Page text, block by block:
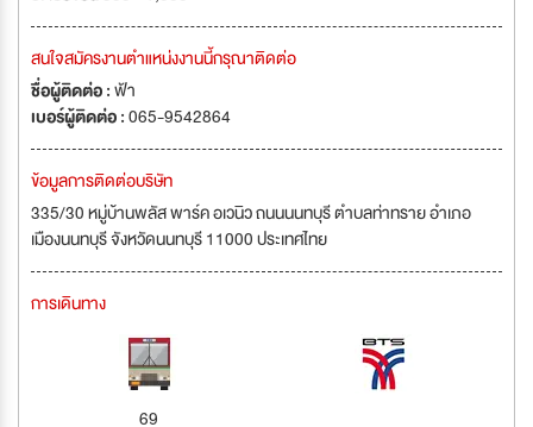
สนใจสมัครงานตำแหน่งงานนี้กรุณาติดต่อ
ชื่อผู้ติดต่อ :ฟ้า
เบอร์ผู้ติดต่อ :065-9542864
ข้อมูลการติดต่อบริษัท
335/30 หมู่บ้านพลัส พาร์ค อเวนิว ถนนนนทบุรี ตำบลท่าทราย อำเภอ
เมืองนนทบุรี จังหวัดนนทบุรี 11000 ประเทศไทย
การเดินทาง
69